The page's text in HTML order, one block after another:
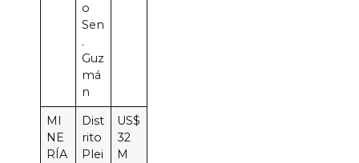
o
Sen
.
Guz
má
n
MI
NE
RÍA
Dist
rito
Plei
US$
32
M